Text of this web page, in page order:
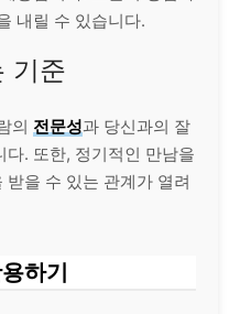
내릴 수 있습니다.
기준
의 전문성과 당신과의 잘
. 또한, 정기적인 만남을
을 수 있는 관계가 열려
하기